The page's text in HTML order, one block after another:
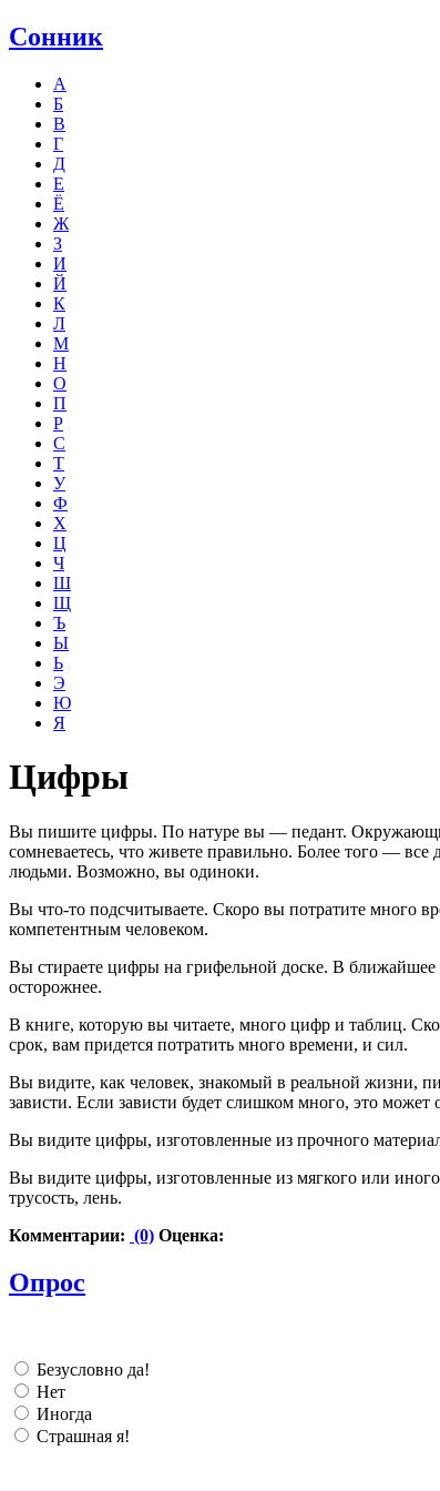
Сонник
А
Б
В
Г
Д
Е
Ё
Ж
З
И
Й
К
Л
М
Н
О
П
Р
С
Т
У
Ф
Х
Ц
Ч
Ш
Щ
Ъ
Ы
Ь
Э
Ю
Я
Цифры
Вы пишите цифры. По натуре вы — педант. Окружающие
сомневаетесь, что живете правильно. Более того —
людьми. Возможно, вы одиноки.
Вы что-то подсчитываете. Скоро вы потратите много
компетентным человеком.
Вы стираете цифры на грифельной доске. В ближайшее
осторожнее.
В книге, которую вы читаете, много цифр и таблиц.
срок, вам придется потратить много времени, и сил.
Вы видите, как человек, знакомый в реальной жизни,
зависти. Если зависти будет слишком много, это
Вы видите цифры, изготовленные из прочного
Вы видите цифры, изготовленные из мягкого или
трусость, лень.
Комментарии: (0) Оценка:
Опрос
Безусловно да!
Нет
Иногда
Страшная я!